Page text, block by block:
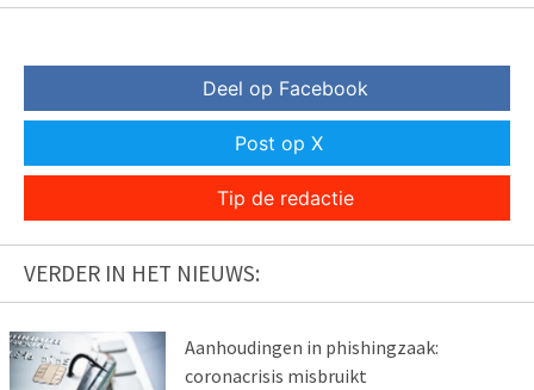
Deel op Facebook
Post op X
Tip de redactie
VERDER IN HET NIEUWS:
Aanhoudingen in phishingzaak:
coronacrisis misbruikt